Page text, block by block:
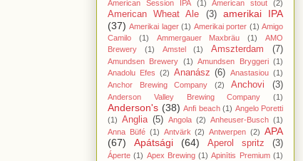
American Session IPA
(1) American stout (2)
American Wheat Ale (3)
amerikai IPA
(37) Amerikai lager (1) Amerikai porter (1) Amigo
Camilo
(1) Ammergauer Maxbräu (1)
AMO
Brewery
(1) Amstel (1) Amszterdam (7)
Amundsen Brewery (1) Amundsen Bryggeri (1)
Anadolu Efes (2) Ananász (6) Anastasiou (1)
Anchor Brewing Company
(2) Anchovi (3)
Anderson Valley Brewing Company (1)
Anderson's (38) Anfi beach (1) Angelo Poretti
(1) Anglia (5) Angola (2) Anheuser-Busch (1)
Anna Büfé (1) Antvärk (2) Antwerpen (2) APA
(67)
Apátsági (64) Aperol spritz (3)
Áperte (1) Apex Brewing (1) Apinītis Premium (1)